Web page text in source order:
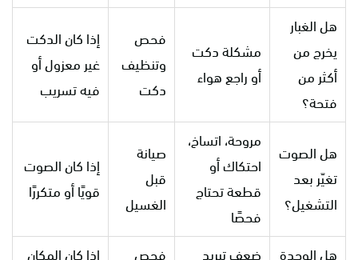
هل الغبار
يخرج من
أكثر من
فتحة؟
مشكلة دكت
أو راجع هواء
فحص
وتنظيف
دكت
إذا كان الدكت
غير معزول أو
فيه تسريب
هل الصوت
تغيّر بعد
التشغيل؟
مروحة، اتساخ،
احتكاك أو
قطعة تحتاج
فحصًا
صيانة
قبل
الغسيل
إذا كان الصوت
قويًا أو متكررًا
هل الوحدة ضعف تبريد فحص إذا كان المكان